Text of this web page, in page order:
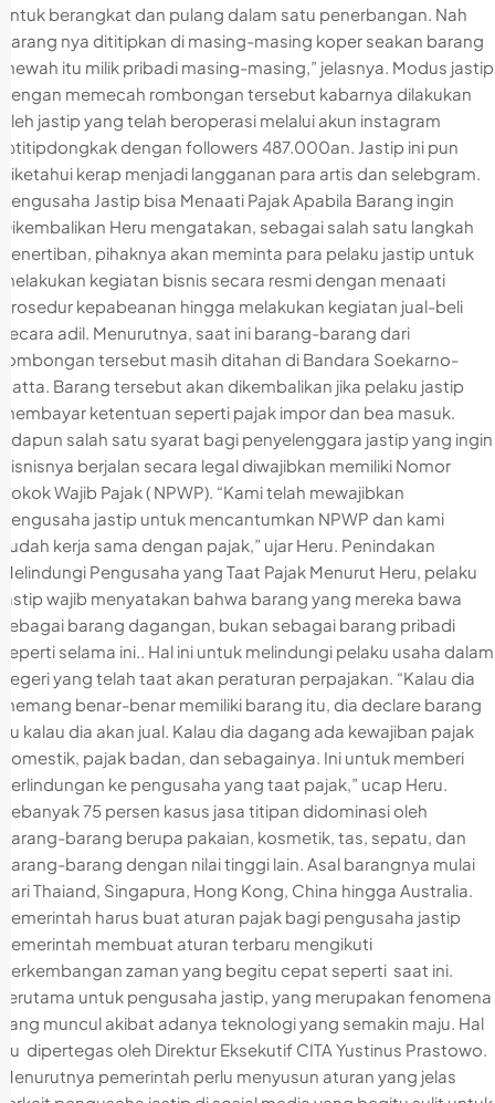
untuk berangkat dan pulang dalam satu penerbangan. Nah
barang nya dititipkan di masing-masing koper seakan barang
mewah itu milik pribadi masing-masing,” jelasnya. Modus jastip
dengan memecah rombongan tersebut kabarnya dilakukan
oleh jastip yang telah beroperasi melalui akun instagram
@titipdongkak dengan followers 487.000an. Jastip ini pun
diketahui kerap menjadi langganan para artis dan selebgram.
Pengusaha Jastip bisa Menaati Pajak Apabila Barang ingin
Dikembalikan Heru mengatakan, sebagai salah satu langkah
penertiban, pihaknya akan meminta para pelaku jastip untuk
melakukan kegiatan bisnis secara resmi dengan menaati
prosedur kepabeanan hingga melakukan kegiatan jual-beli
secara adil. Menurutnya, saat ini barang-barang dari
rombongan tersebut masih ditahan di Bandara Soekarno-
Hatta. Barang tersebut akan dikembalikan jika pelaku jastip
membayar ketentuan seperti pajak impor dan bea masuk.
Adapun salah satu syarat bagi penyelenggara jastip yang ingin
bisnisnya berjalan secara legal diwajibkan memiliki Nomor
Pokok Wajib Pajak ( NPWP). “Kami telah mewajibkan
pengusaha jastip untuk mencantumkan NPWP dan kami
sudah kerja sama dengan pajak,” ujar Heru. Penindakan
Melindungi Pengusaha yang Taat Pajak Menurut Heru, pelaku
jastip wajib menyatakan bahwa barang yang mereka bawa
sebagai barang dagangan, bukan sebagai barang pribadi
seperti selama ini.. Hal ini untuk melindungi pelaku usaha dalam
negeri yang telah taat akan peraturan perpajakan. “Kalau dia
memang benar-benar memiliki barang itu, dia declare barang
itu kalau dia akan jual. Kalau dia dagang ada kewajiban pajak
domestik, pajak badan, dan sebagainya. Ini untuk memberi
perlindungan ke pengusaha yang taat pajak,” ucap Heru.
Sebanyak 75 persen kasus jasa titipan didominasi oleh
barang-barang berupa pakaian, kosmetik, tas, sepatu, dan
barang-barang dengan nilai tinggi lain. Asal barangnya mulai
dari Thaiand, Singapura, Hong Kong, China hingga Australia.
Pemerintah harus buat aturan pajak bagi pengusaha jastip
Pemerintah membuat aturan terbaru mengikuti
perkembangan zaman yang begitu cepat seperti saat ini.
Terutama untuk pengusaha jastip, yang merupakan fenomena
yang muncul akibat adanya teknologi yang semakin maju. Hal
itu dipertegas oleh Direktur Eksekutif CITA Yustinus Prastowo.
Menurutnya pemerintah perlu menyusun aturan yang jelas